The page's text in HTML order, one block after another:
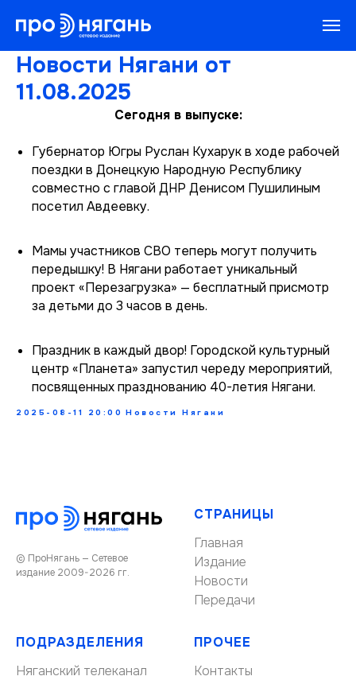
Новости Нягани от
11.08.2025
Сегодня в выпуске:
Губернатор Югры Руслан Кухарук в ходе рабочей
поездки в Донецкую Народную Республику
совместно с главой ДНР Денисом Пушилиным
посетил Авдеевку.
Мамы участников СВО теперь могут получить
передышку! В Нягани работает уникальный
проект «Перезагрузка» — бесплатный присмотр
за детьми до 3 часов в день.
Праздник в каждый двор! Городской культурный
центр «Планета» запустил череду мероприятий,
посвященных празднованию 40-летия Нягани.
2025-08-11 20:00 Новости Нягани
© ПроНягань — Сетевое
издание 2009-2026 гг.
СТРАНИЦЫ
Главная
Издание
Новости
Передачи
ПОДРАЗДЕЛЕНИЯ
Няганский телеканал
ПРОЧЕЕ
Контакты